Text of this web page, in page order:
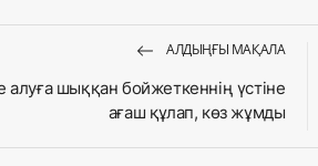
АЛДЫҢҒЫ МАҚАЛА
шыққан бойжеткеннің үстіне
ағаш құлап, көз жұмды